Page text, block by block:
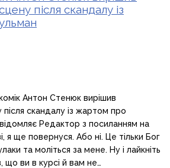
після скандалу із
Антон Стенюк вирішив
скандалу із жартом про
Редактор з посиланням на
я ще повернуся. Або ні. Це тільки Бог
та моліться за мене. Ну і лайкніть
що ви в курсі й вам не…